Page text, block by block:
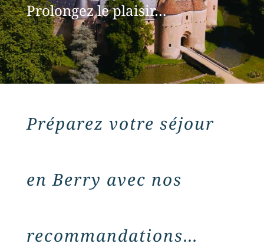
Prolongez le plaisir…
Préparez votre séjour
en Berry avec nos
recommandations…